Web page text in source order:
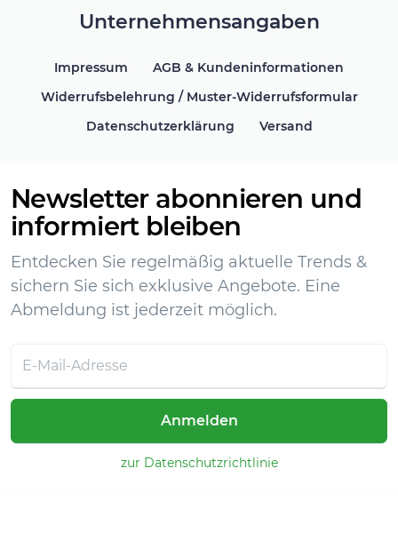
Unternehmensangaben
Impressum
AGB & Kundeninformationen
Widerrufsbelehrung / Muster-Widerrufsformular
Datenschutzerklärung
Versand
Newsletter abonnieren und
informiert bleiben
Entdecken Sie regelmäßig aktuelle Trends &
sichern Sie sich exklusive Angebote. Eine
Abmeldung ist jederzeit möglich.
Anmelden
zur Datenschutzrichtlinie